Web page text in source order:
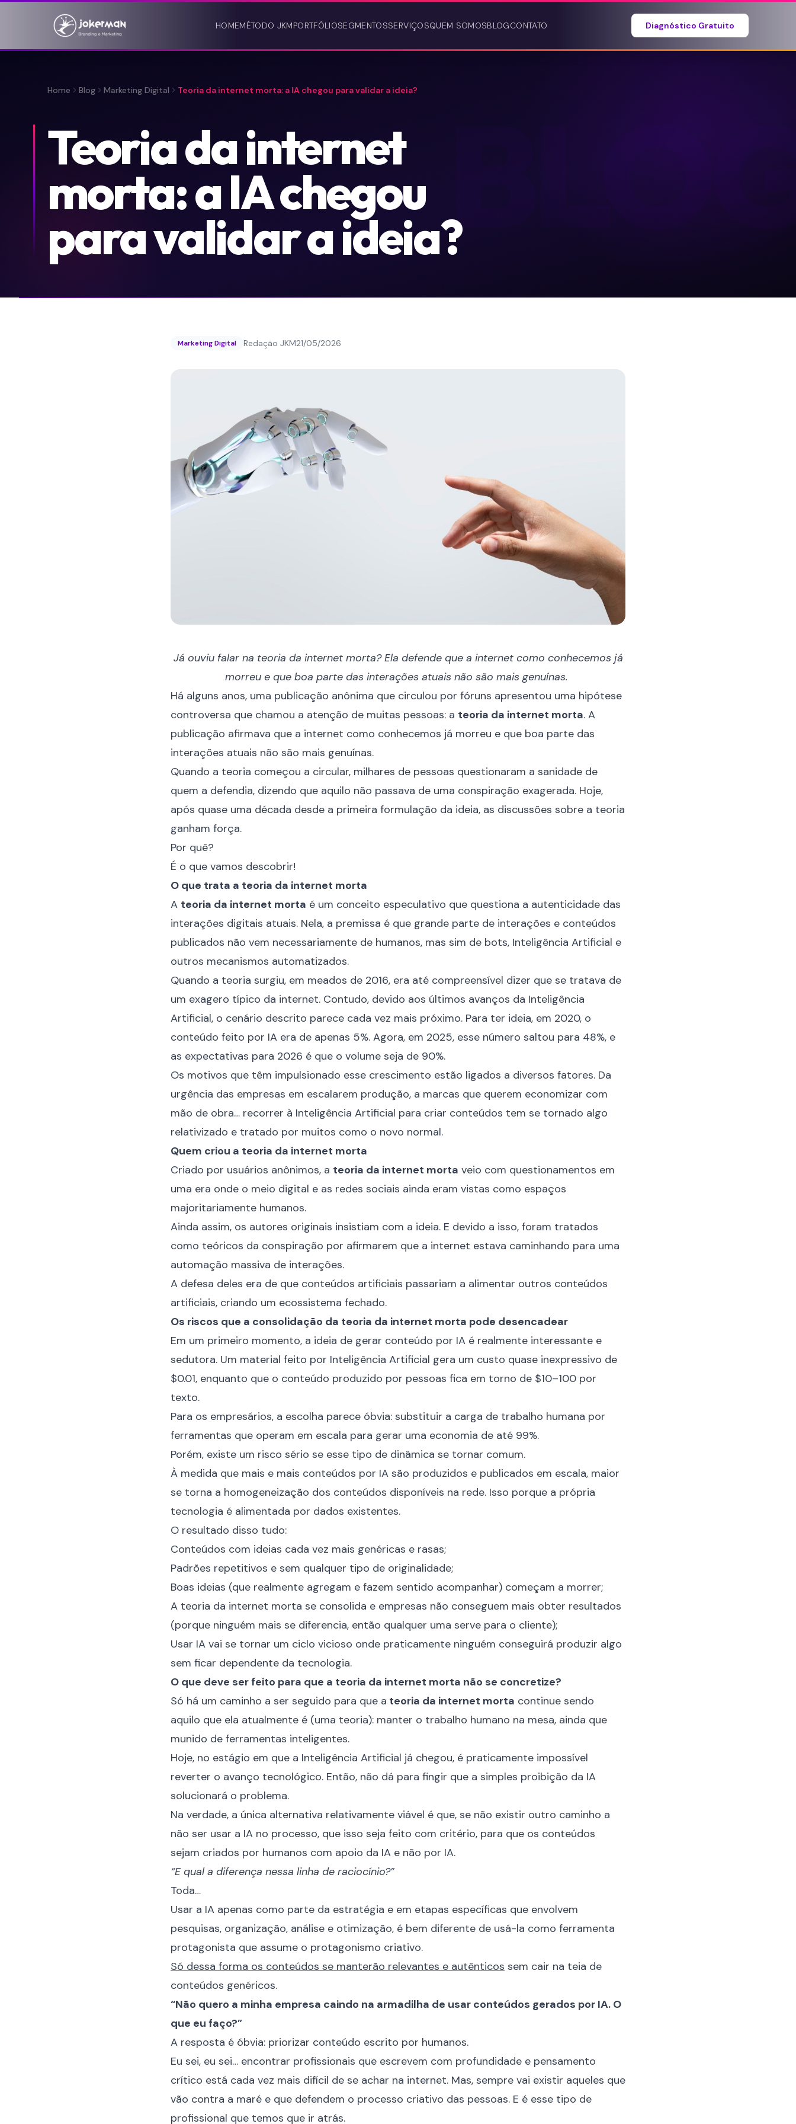
HOMEMÉTODO JKMPORTFÓLIOSEGMENTOSSERVIÇOSQUEM SOMOSBLOGCONTATO Diagnóstico Gratuito
Home Blog Marketing Digital Teoria da internet morta: a IA chegou para validar a ideia?
Teoria da internet
morta: a IA chegou
para validar a ideia?
Marketing Digital Redação JKM21/05/2026
Já ouviu falar na teoria da internet morta? Ela defende que a internet como conhecemos já
morreu e que boa parte das interações atuais não são mais genuínas.
Há alguns anos, uma publicação anônima que circulou por fóruns apresentou uma hipótese
controversa que chamou a atenção de muitas pessoas: a teoria da internet morta. A
publicação afirmava que a internet como conhecemos já morreu e que boa parte das
interações atuais não são mais genuínas.
Quando a teoria começou a circular, milhares de pessoas questionaram a sanidade de
quem a defendia, dizendo que aquilo não passava de uma conspiração exagerada. Hoje,
após quase uma década desde a primeira formulação da ideia, as discussões sobre a teoria
ganham força.
Por quê?
É o que vamos descobrir!
O que trata a teoria da internet morta
A teoria da internet morta é um conceito especulativo que questiona a autenticidade das
interações digitais atuais. Nela, a premissa é que grande parte de interações e conteúdos
publicados não vem necessariamente de humanos, mas sim de bots, Inteligência Artificial e
outros mecanismos automatizados.
Quando a teoria surgiu, em meados de 2016, era até compreensível dizer que se tratava de
um exagero típico da internet. Contudo, devido aos últimos avanços da Inteligência
Artificial, o cenário descrito parece cada vez mais próximo. Para ter ideia, em 2020, o
conteúdo feito por IA era de apenas 5%. Agora, em 2025, esse número saltou para 48%, e
as expectativas para 2026 é que o volume seja de 90%.
Os motivos que têm impulsionado esse crescimento estão ligados a diversos fatores. Da
urgência das empresas em escalarem produção, a marcas que querem economizar com
mão de obra… recorrer à Inteligência Artificial para criar conteúdos tem se tornado algo
relativizado e tratado por muitos como o novo normal.
Quem criou a teoria da internet morta
Criado por usuários anônimos, a teoria da internet morta veio com questionamentos em
uma era onde o meio digital e as redes sociais ainda eram vistas como espaços
majoritariamente humanos.
Ainda assim, os autores originais insistiam com a ideia. E devido a isso, foram tratados
como teóricos da conspiração por afirmarem que a internet estava caminhando para uma
automação massiva de interações.
A defesa deles era de que conteúdos artificiais passariam a alimentar outros conteúdos
artificiais, criando um ecossistema fechado.
Os riscos que a consolidação da teoria da internet morta pode desencadear
Em um primeiro momento, a ideia de gerar conteúdo por IA é realmente interessante e
sedutora. Um material feito por Inteligência Artificial gera um custo quase inexpressivo de
$0.01, enquanto que o conteúdo produzido por pessoas fica em torno de $10–100 por
texto.
Para os empresários, a escolha parece óbvia: substituir a carga de trabalho humana por
ferramentas que operam em escala para gerar uma economia de até 99%.
Porém, existe um risco sério se esse tipo de dinâmica se tornar comum.
À medida que mais e mais conteúdos por IA são produzidos e publicados em escala, maior
se torna a homogeneização dos conteúdos disponíveis na rede. Isso porque a própria
tecnologia é alimentada por dados existentes.
O resultado disso tudo:
Conteúdos com ideias cada vez mais genéricas e rasas;
Padrões repetitivos e sem qualquer tipo de originalidade;
Boas ideias (que realmente agregam e fazem sentido acompanhar) começam a morrer;
A teoria da internet morta se consolida e empresas não conseguem mais obter resultados
(porque ninguém mais se diferencia, então qualquer uma serve para o cliente);
Usar IA vai se tornar um ciclo vicioso onde praticamente ninguém conseguirá produzir algo
sem ficar dependente da tecnologia.
O que deve ser feito para que a teoria da internet morta não se concretize?
Só há um caminho a ser seguido para que a teoria da internet morta continue sendo
aquilo que ela atualmente é (uma teoria): manter o trabalho humano na mesa, ainda que
munido de ferramentas inteligentes.
Hoje, no estágio em que a Inteligência Artificial já chegou, é praticamente impossível
reverter o avanço tecnológico. Então, não dá para fingir que a simples proibição da IA
solucionará o problema.
Na verdade, a única alternativa relativamente viável é que, se não existir outro caminho a
não ser usar a IA no processo, que isso seja feito com critério, para que os conteúdos
sejam criados por humanos com apoio da IA e não por IA.
“E qual a diferença nessa linha de raciocínio?”
Toda…
Usar a IA apenas como parte da estratégia e em etapas específicas que envolvem
pesquisas, organização, análise e otimização, é bem diferente de usá-la como ferramenta
protagonista que assume o protagonismo criativo.
Só dessa forma os conteúdos se manterão relevantes e autênticos sem cair na teia de
conteúdos genéricos.
“Não quero a minha empresa caindo na armadilha de usar conteúdos gerados por IA. O
que eu faço?”
A resposta é óbvia: priorizar conteúdo escrito por humanos.
Eu sei, eu sei… encontrar profissionais que escrevem com profundidade e pensamento
crítico está cada vez mais difícil de se achar na internet. Mas, sempre vai existir aqueles que
vão contra a maré e que defendem o processo criativo das pessoas. E é esse tipo de
profissional que temos que ir atrás.